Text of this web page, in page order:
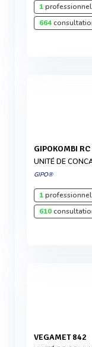
1
664
GIPOKOMBI
UNITÉ DE
GIPO®
1
610
VEGAMET 842